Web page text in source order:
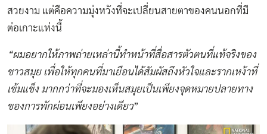
สวยงาม แต่คือความมุ่งหวังที่จะเปลี่ยนสายตาของคนนอกที่มี
ต่อเกาะแห่งนี้
“ผมอยากให้ภาพถ่ายเหล่านี้ทำหน้าที่สื่อสารตัวตนที่แท้จริงของ
ชาวสมุย เพื่อให้ทุกคนที่มาเยือนได้สัมผัสถึงหัวใจและรากเหง้าที่
เข้มแข็ง มากกว่าที่จะมองเห็นสมุยเป็นเพียงจุดหมายปลายทาง
ของการพักผ่อนเพียงอย่างเดียว”